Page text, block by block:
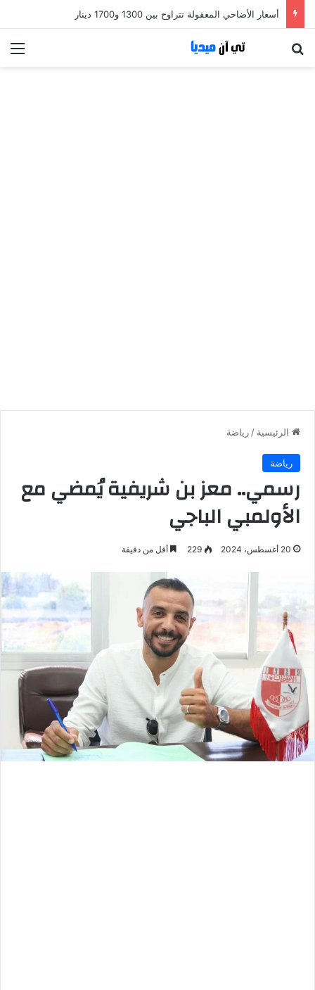
أسعار الأضاحي المعقولة تتراوح بين 1300 و1700 دينار
الرئيسية / رياضة
رياضة
رسمي.. معز بن شريفية يُمضي مع
الأولمبي الباجي
20 أغسطس، 2024 229 أقل من دقيقة